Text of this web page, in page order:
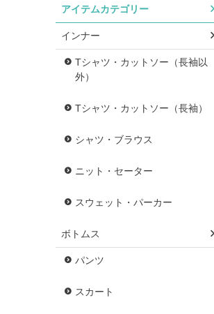
アイテムカテゴリー
インナー
Tシャツ・カットソー（長袖以
外）
Tシャツ・カットソー（長袖）
シャツ・ブラウス
ニット・セーター
スウェット・パーカー
ボトムス
パンツ
スカート